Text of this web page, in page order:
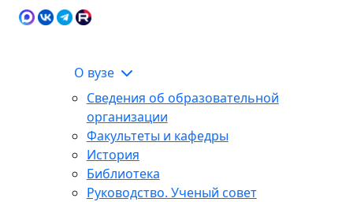
О вузе
Сведения об образовательной
организации
Факультеты и кафедры
История
Библиотека
Руководство. Ученый совет